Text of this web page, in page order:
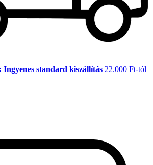
Ingyenes standard kiszállítás 22.000 Ft-tól